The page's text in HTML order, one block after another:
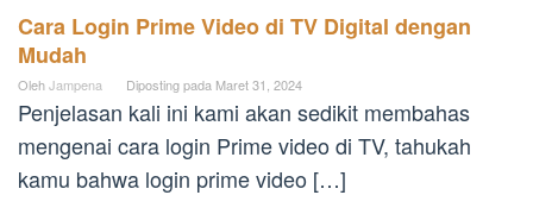
Cara Login Prime Video di TV Digital dengan
Mudah
OlehJampena Diposting pada Maret 31, 2024
Penjelasan kali ini kami akan sedikit membahas
mengenai cara login Prime video di TV, tahukah
kamu bahwa login prime video […]